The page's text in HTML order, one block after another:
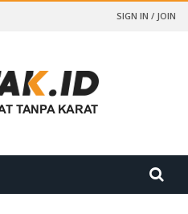
SIGN IN / JOIN